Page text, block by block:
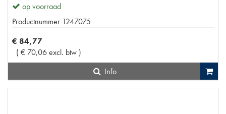
op voorraad
Productnummer 1247075
€ 84,77
( € 70,06excl. btw )
Info